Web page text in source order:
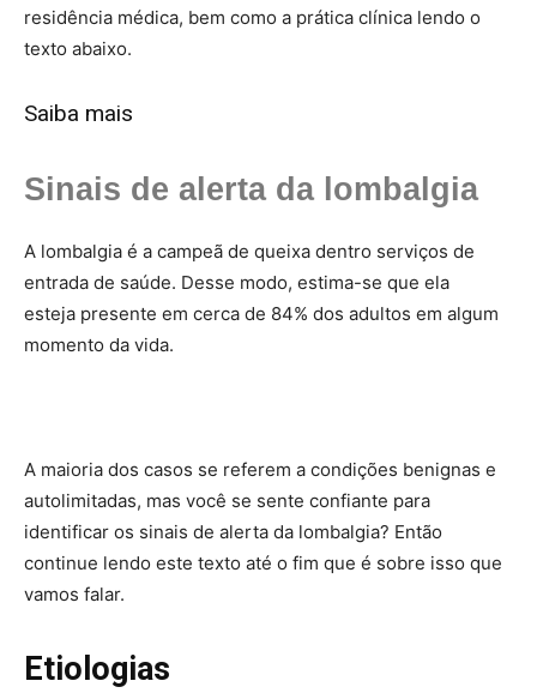
residência médica, bem como a prática clínica lendo o
texto abaixo.
Saiba mais
Sinais de alerta da lombalgia
A lombalgia é a campeã de queixa dentro serviços de
entrada de saúde. Desse modo, estima-se que ela
esteja presente em cerca de 84% dos adultos em algum
momento da vida.
A maioria dos casos se referem a condições benignas e
autolimitadas, mas você se sente confiante para
identificar os sinais de alerta da lombalgia? Então
continue lendo este texto até o fim que é sobre isso que
vamos falar.
Etiologias